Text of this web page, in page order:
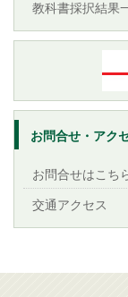
教科書採択結果
お問合せ・アク
お問合せはこち
交通アクセス